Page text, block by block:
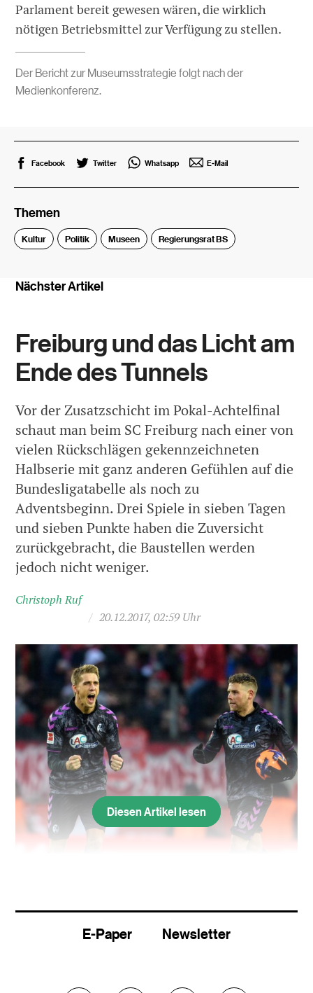
Parlament bereit gewesen wären, die wirklich
nötigen Betriebsmittel zur Verfügung zu stellen.
Der Bericht zur Museumsstrategie folgt nach der
Medienkonferenz.
Facebook Twitter Whatsapp E-Mail
Themen
Kultur Politik Museen Regierungsrat BS
Nächster Artikel
Freiburg und das Licht am
Ende des Tunnels
Vor der Zusatzschicht im Pokal-Achtelfinal
schaut man beim SC Freiburg nach einer von
vielen Rückschlägen gekennzeichneten
Halbserie mit ganz anderen Gefühlen auf die
Bundesligatabelle als noch zu
Adventsbeginn. Drei Spiele in sieben Tagen
und sieben Punkte haben die Zuversicht
zurückgebracht, die Baustellen werden
jedoch nicht weniger.
Christoph Ruf
/ 20.12.2017, 02:59 Uhr
Nils Petersen ist nach dem turbulenten 3:3 in
Diesen Artikel lesen
E-Paper Newsletter